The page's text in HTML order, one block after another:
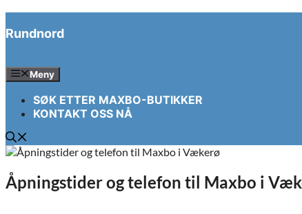
til
Rundnord
Meny
SØK ETTER MAXBO-BUTIKKER
KONTAKT OSS NÅ
Åpningstider og telefon til Maxbo i